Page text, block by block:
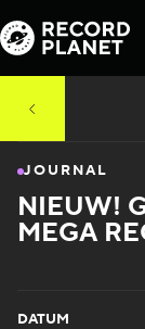
JOURNAL
NIEUW!
MEGA
DATUM